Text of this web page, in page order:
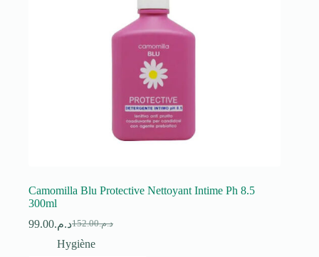
Camomilla Blu Protective Nettoyant Intime Ph 8.5
300ml
د.م.152.00
Le
prix
د.م.99.00
Le
prix
Hygiène